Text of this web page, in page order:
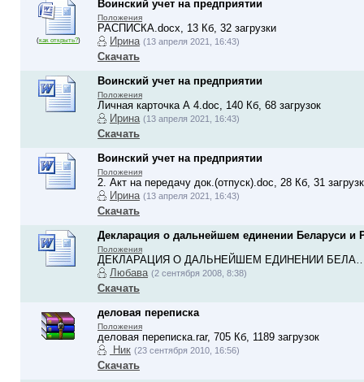
(как открыть?)
Воинский учет на предприятии
Положения
РАСПИСКА.docx, 13 Кб, 32 загрузки
Ирина (13 апреля 2021, 16:43)
Скачать
Воинский учет на предприятии
Положения
Личная карточка А 4.doc, 140 Кб, 68 загрузок
Ирина (13 апреля 2021, 16:43)
Скачать
Воинский учет на предприятии
Положения
2. Акт на передачу док.(отпуск).doc, 28 Кб, 31
Ирина (13 апреля 2021, 16:43)
Скачать
Декларация о дальнейшем единении Беларуси и
Положения
ДЕКЛАРАЦИЯ О ДАЛЬНЕЙШЕМ ЕДИНЕНИИ
Любава (2 сентября 2008, 8:38)
Скачать
деловая переписка
Положения
деловая переписка.rar, 705 Кб, 1189 загрузок
Ник (23 сентября 2010, 16:56)
Скачать